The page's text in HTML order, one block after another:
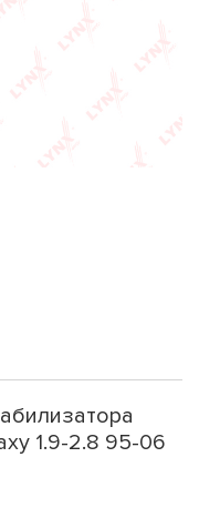
1.9-2.8 95-06